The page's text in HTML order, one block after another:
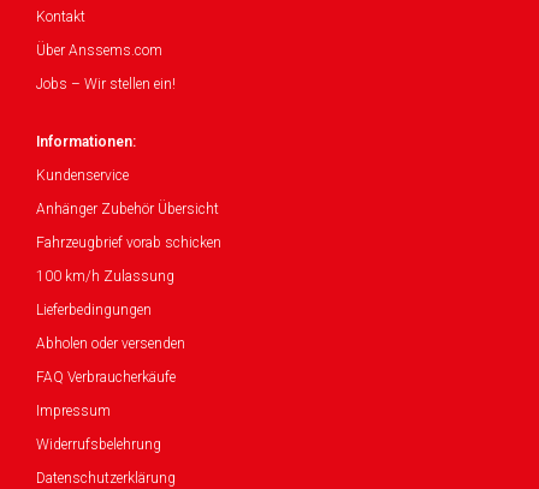
Kontakt
Über Anssems.com
Jobs – Wir stellen ein!
Informationen:
Kundenservice
Anhänger Zubehör Übersicht
Fahrzeugbrief vorab schicken
100 km/h Zulassung
Lieferbedingungen
Abholen oder versenden
FAQ Verbraucherkäufe
Impressum
Widerrufsbelehrung
Datenschutzerklärung